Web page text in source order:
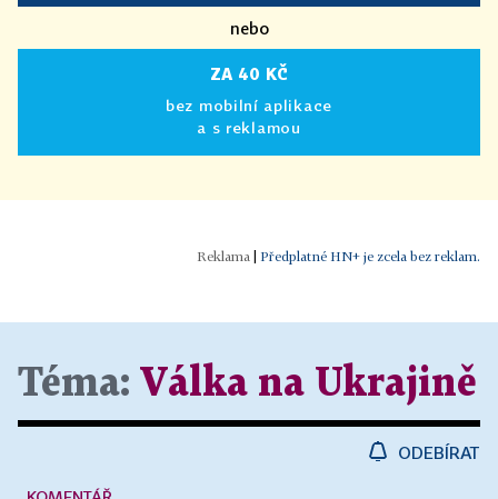
nebo
ZA 40 KČ
bez mobilní aplikace
a s reklamou
Předplatné HN+ je zcela bez reklam.
Téma: Válka na Ukrajině
ODEBÍRAT